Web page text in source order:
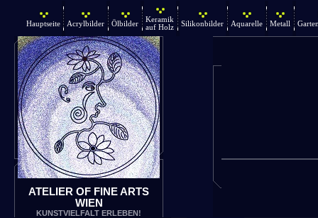
Hauptseite Acrylbilder Ölbilder
Keramik
auf Holz
Silikonbilder Aquarelle Metall
ATELIER OF FINE ARTS
WIEN
KUNSTVIELFALT ERLEBEN!